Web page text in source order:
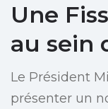
Une
au sein
Le Président
présenter un